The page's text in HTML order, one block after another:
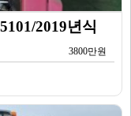
2019년식
3800만원